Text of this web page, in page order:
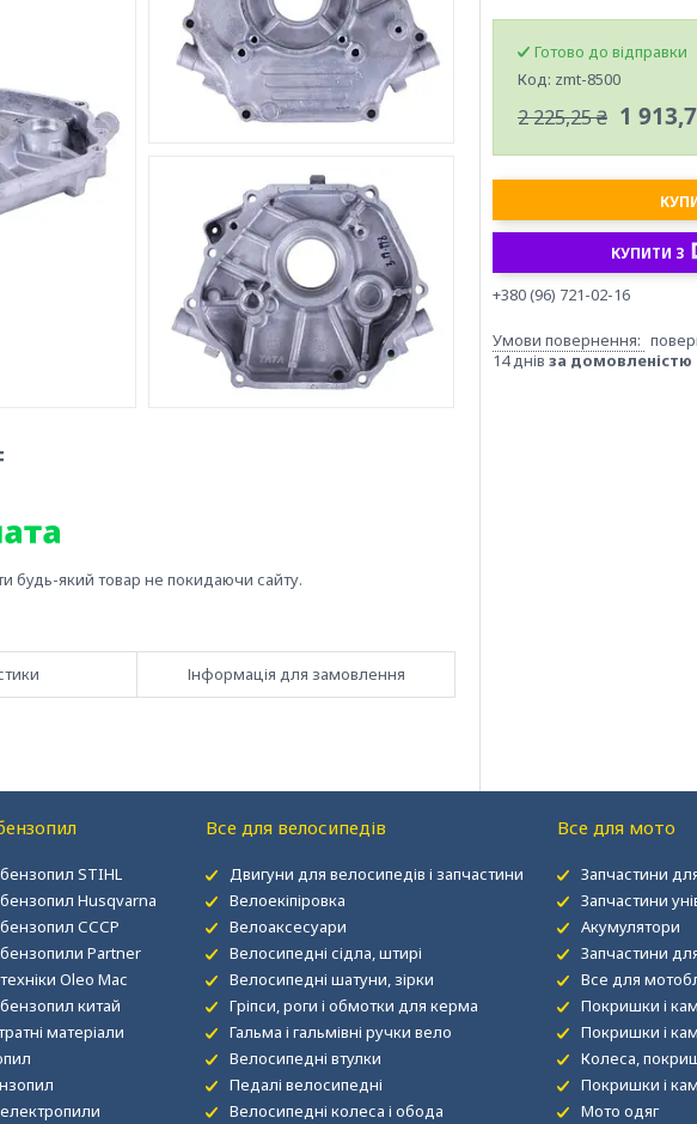
будь-який товар не покидаючи сайту.
Інформація для замовлення
Готово до відправки
Код: zmt-8500
2 225,25 ₴ 1
КУПИТИ З
+380 (96) 721-02-16
14 днів за домовленістю
STIHL
Husqvarna
СССР
Partner
Oleo Mac
китай
матеріали
Все для велосипедів
Двигуни для велосипедів і запчастини
Велоекіпіровка
Велоаксесуари
Велосипедні сідла, штирі
Велосипедні шатуни, зірки
Гріпси, роги і обмотки для керма
Гальма і гальмівні ручки вело
Велосипедні втулки
Педалі велосипедні
Велосипедні колеса і обода
Все для мото
Запчастини
Запчастини
Акумулятори
Запчастини
Все для
Покришки і
Покришки і
Колеса,
Покришки і
Мото одяг